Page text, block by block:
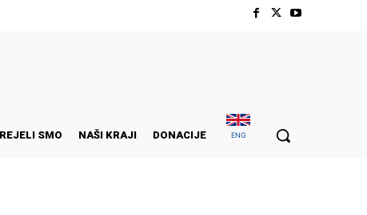
SMO NAŠI KRAJI DONACIJE ENG